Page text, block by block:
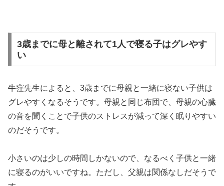
3歳までに母と離されて1人で寝る子はグレやす
い
牛窪先生によると、3歳までに母親と一緒に寝ない子供は
グレやすくなるそうです。母親と同じ布団で、母親の心臓
の音を聞くことで子供のストレスが減って深く眠りやすい
のだそうです。
小さいのは少しの時間しかないので、なるべく子供と一緒
に寝るのがいいですね。ただし、父親は関係なしだそうで